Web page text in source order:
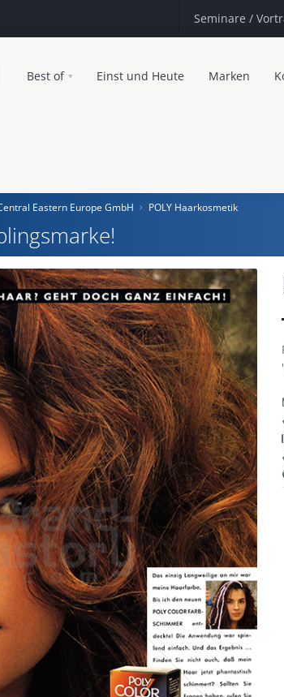
Seminare /
Best of Einst und Heute Marken
Eastern Europe GmbH POLY Haarkosmetik